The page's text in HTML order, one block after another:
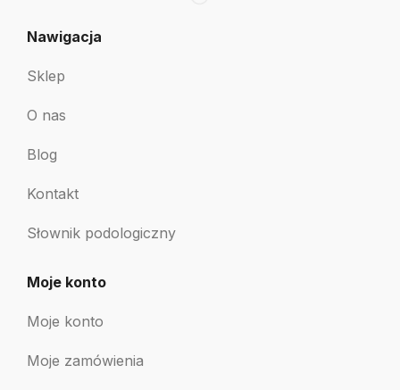
Nawigacja
Sklep
O nas
Blog
Kontakt
Słownik podologiczny
Moje konto
Moje konto
Moje zamówienia